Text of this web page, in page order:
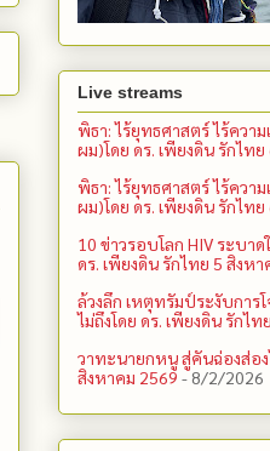
Live streams
พิธา: ไร้ยุทธศาสตร์ ไร้ควา
ผม)โดย ดร. เพียงดิน รักไท
พิธา: ไร้ยุทธศาสตร์ ไร้ควา
ผม)โดย ดร. เพียงดิน รักไท
10 ข่าวรอบโลก HIV ระบา
ดร. เพียงดิน รักไทย 5 สิงห
ล้วงลึก เหตุทรัมป์ระงับกา
ไม่ถึงโดย ดร. เพียงดิน รักไ
วาทะนายกหนู สู่คันฉ่องส่อง
สิงหาคม 2569 - 8/2/2026